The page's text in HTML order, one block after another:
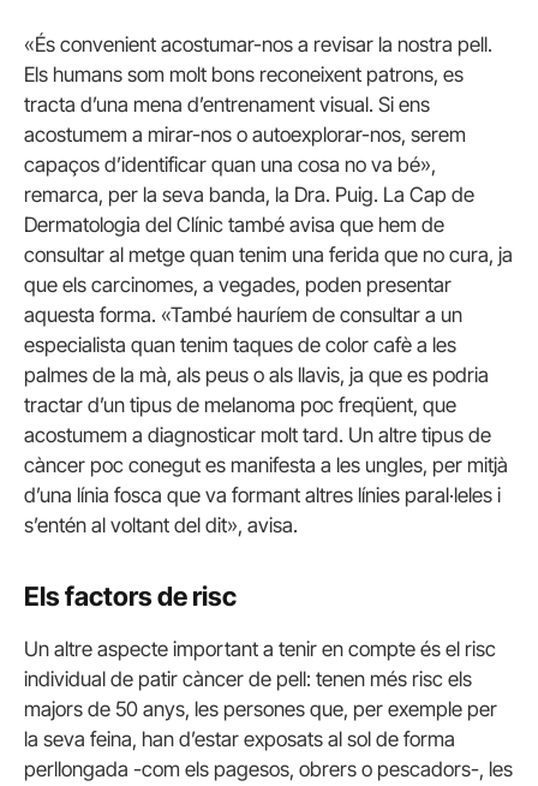
«És convenient acostumar-nos a revisar la nostra pell.
Els humans som molt bons reconeixent patrons, es
tracta d’una mena d’entrenament visual. Si ens
acostumem a mirar-nos o autoexplorar-nos, serem
capaços d’identificar quan una cosa no va bé»,
remarca, per la seva banda, la Dra. Puig. La Cap de
Dermatologia del Clínic també avisa que hem de
consultar al metge quan tenim una ferida que no cura, ja
que els carcinomes, a vegades, poden presentar
aquesta forma. «També hauríem de consultar a un
especialista quan tenim taques de color cafè a les
palmes de la mà, als peus o als llavis, ja que es podria
tractar d’un tipus de melanoma poc freqüent, que
acostumem a diagnosticar molt tard. Un altre tipus de
càncer poc conegut es manifesta a les ungles, per mitjà
d’una línia fosca que va formant altres línies paral·leles i
s’entén al voltant del dit», avisa.
Els factors de risc
Un altre aspecte important a tenir en compte és el risc
individual de patir càncer de pell: tenen més risc els
majors de 50 anys, les persones que, per exemple per
la seva feina, han d’estar exposats al sol de forma
perllongada -com els pagesos, obrers o pescadors-, les